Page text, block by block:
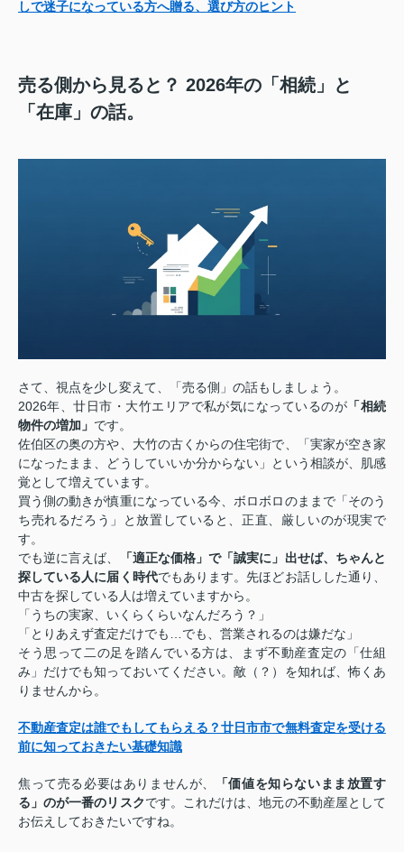
しで迷子になっている方へ贈る、選び方のヒント
売る側から見ると？ 2026年の「相続」と
「在庫」の話。
さて、視点を少し変えて、「売る側」の話もしましょう。
2026年、廿日市・大竹エリアで私が気になっているのが 「相続
物件の増加」 です。
佐伯区の奥の方や、大竹の古くからの住宅街で、「実家が空き家
になったまま、どうしていいか分からない」という相談が、肌感
覚として増えています。
買う側の動きが慎重になっている今、ボロボロのままで「そのう
ち売れるだろう」と放置していると、正直、厳しいのが現実で
す。
でも逆に言えば、
「適正な価格」で「誠実に」出せば、ちゃんと
探している人に届く時代でもあります。先ほどお話しした通り、
中古を探している人は増えていますから。
「うちの実家、いくらくらいなんだろう？」
「とりあえず査定だけでも…でも、営業されるのは嫌だな」
そう思って二の足を踏んでいる方は、まず不動産査定の「仕組
み」だけでも知っておいてください。敵（？）を知れば、怖くあ
りませんから。
不動産査定は誰でもしてもらえる？廿日市市で無料査定を受ける
前に知っておきたい基礎知識
焦って売る必要はありませんが、
「価値を知らないまま放置す
る」のが一番のリスクです。これだけは、地元の不動産屋として
お伝えしておきたいですね。